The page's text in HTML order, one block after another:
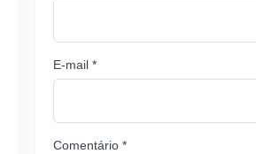
E-mail *
Comentário *